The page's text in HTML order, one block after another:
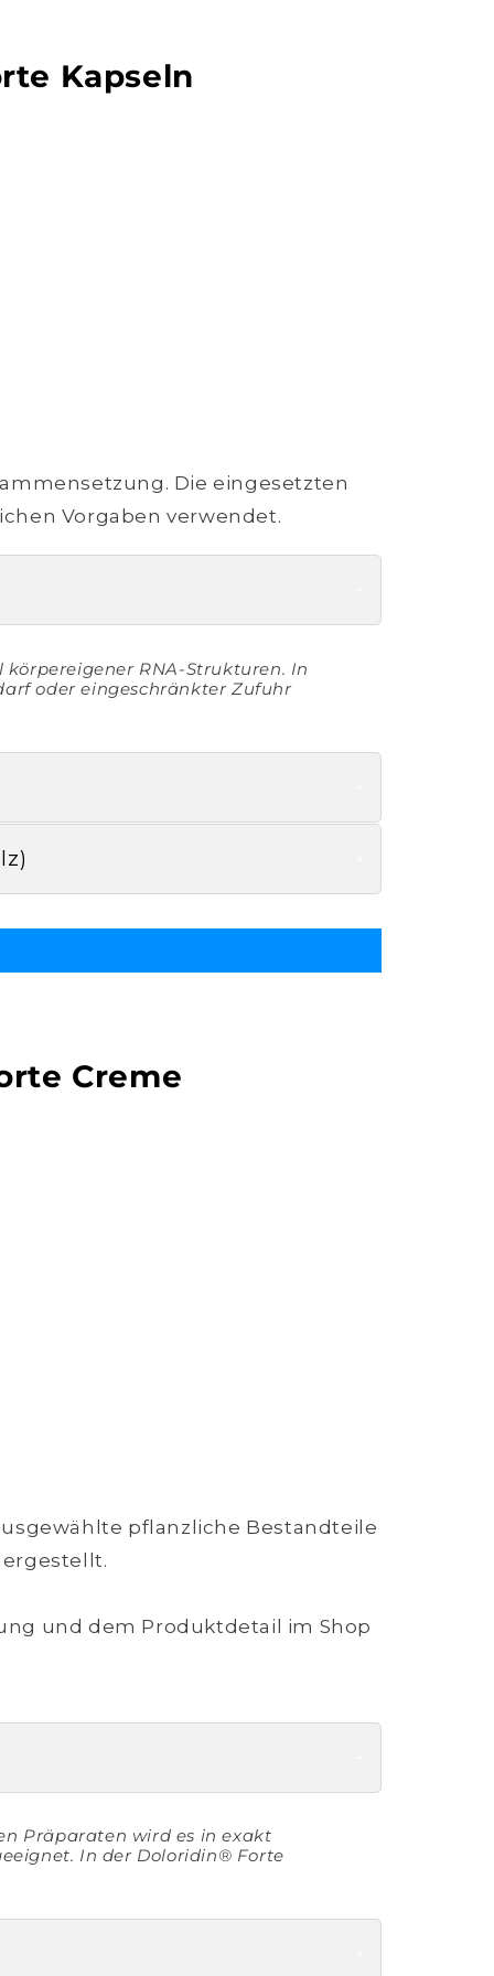
Kapseln
Die eingesetzten
Vorgaben verwendet.
RNA-Strukturen. In
oder eingeschränkter Zufuhr
Creme
pflanzliche Bestandteile
und dem Produktdetail im Shop
Präparaten wird es in exakt
In der Doloridin® Forte